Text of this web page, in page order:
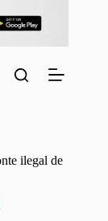
ilegal de